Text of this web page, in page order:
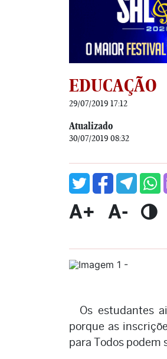
EDUCAÇÃO
29/07/2019 17:12
Atualizado
30/07/2019 08:32
A+ A-
Os estudantes
porque as
para Todos podem